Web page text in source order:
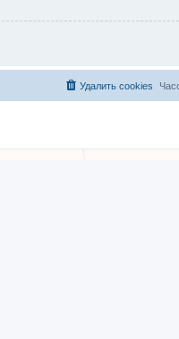
Удалить cookies